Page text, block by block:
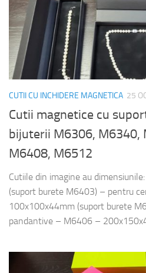
CUTII CU INCHIDERE MAGNETICA 25
Cutii magnetice cu
bijuterii M6306, M6340,
M6408, M6512
Cutiile din imagine au
(suport burete M6403) – pentru
100x100x44mm (suport burete
pandantive – M6406 –